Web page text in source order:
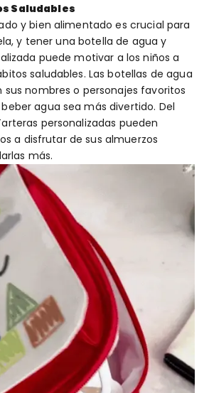
Saludables
y bien alimentado es crucial para
y tener una botella de agua y
puede motivar a los niños a
saludables. Las botellas de agua
sus nombres o personajes favoritos
agua sea más divertido. Del
personalizadas pueden
a disfrutar de sus almuerzos
más.